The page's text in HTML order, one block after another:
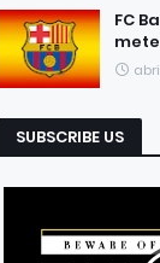
FC
SUBSCRIBE US